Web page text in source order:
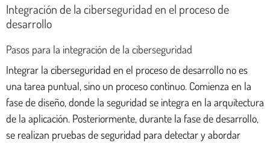
Integración de la ciberseguridad en el proceso de
desarrollo
Pasos para la integración de la ciberseguridad
Integrar la ciberseguridad en el proceso de desarrollo no es
una tarea puntual, sino un proceso continuo. Comienza en la
fase de diseño, donde la seguridad se integra en la arquitectura
de la aplicación. Posteriormente, durante la fase de desarrollo,
se realizan pruebas de seguridad para detectar y abordar